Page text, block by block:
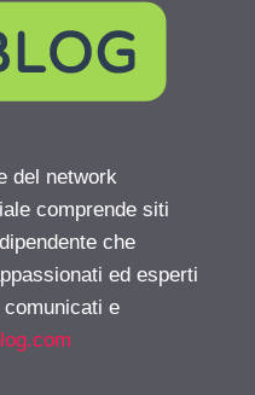
del network
comprende siti
che
ed esperti
e